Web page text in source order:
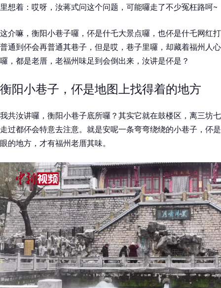
里想着：哎呀，汝蒋式问这个问题，可能囉走了不少冤枉路呵~
这介嘛，衡阳小巷子囉，伓是什乇大景点囉，也伓是什乇网红
普通到伓会再普通其巷子，但是哎，巷子里囉，却藏着福州人
囉，都是老厝，老福州味足到会倒出来，汝讲是伓是？
衡阳小巷子，伓是地图上找得着的地方
我共汝讲囉，衡阳小巷子底所囉？其实它就在鼓楼区，离三坊
走过都伓会特意去注意。就是安呢一条弯弯绕绕的小巷子，伓
眼的地方，才有福州老厝其味。